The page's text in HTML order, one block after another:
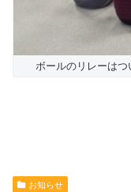
ボールのリレーはつ
お知らせ